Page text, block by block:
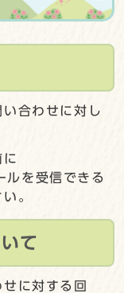
合わせに対し
を受信できる
。
て
に対する回